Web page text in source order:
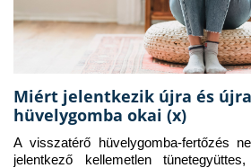
Miért jelentkezik újra és
hüvelygomba okai (x)
A visszatérő hüvelygomba-fertőzés
jelentkező kellemetlen